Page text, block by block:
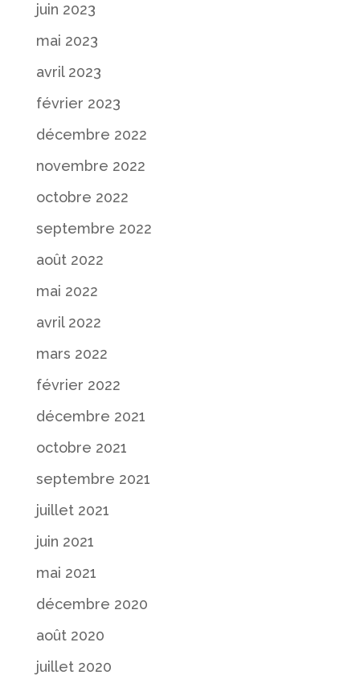
juin 2023
mai 2023
avril 2023
février 2023
décembre 2022
novembre 2022
octobre 2022
septembre 2022
août 2022
mai 2022
avril 2022
mars 2022
février 2022
décembre 2021
octobre 2021
septembre 2021
juillet 2021
juin 2021
mai 2021
décembre 2020
août 2020
juillet 2020